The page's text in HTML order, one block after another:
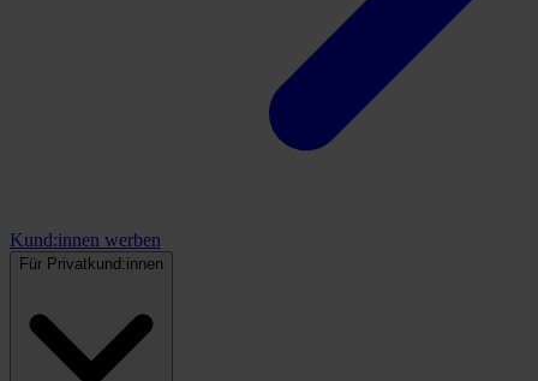
Kund:innen werben
Für Privatkund:innen